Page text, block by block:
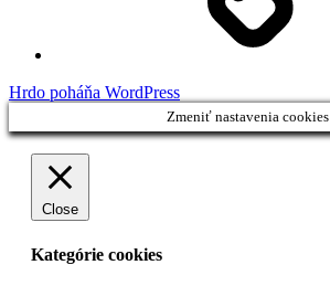
Hrdo poháňa WordPress
Zmeniť nastavenia cookies
Close
Kategórie cookies